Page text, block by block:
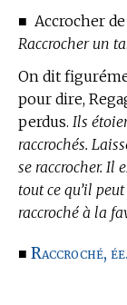
■ Accrocher
Raccrocher un
On dit
pour dire,
perdus. Ils
raccrochés.
se raccrocher. Il
tout ce qu’il
raccroché à la
■ Raccroché, ée.